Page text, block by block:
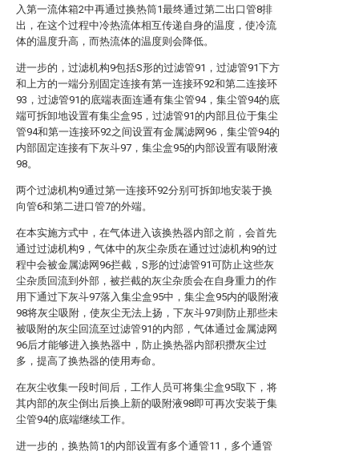
入第一流体箱2中再通过换热筒1最终通过第二出口管8排
出，在这个过程中冷热流体相互传递自身的温度，使冷流
体的温度升高，而热流体的温度则会降低。
进一步的，过滤机构9包括S形的过滤管91，过滤管91下方
和上方的一端分别固定连接有第一连接环92和第二连接环
93，过滤管91的底端表面连通有集尘管94，集尘管94的底
端可拆卸地设置有集尘盒95，过滤管91的内部且位于集尘
管94和第一连接环92之间设置有金属滤网96，集尘管94的
内部固定连接有下灰斗97，集尘盒95的内部设置有吸附液
98。
两个过滤机构9通过第一连接环92分别可拆卸地安装于换
向管6和第二进口管7的外端。
在本实施方式中，在气体进入该换热器内部之前，会首先
通过过滤机构9，气体中的灰尘杂质在通过过滤机构9的过
程中会被金属滤网96拦截，S形的过滤管91可防止这些灰
尘杂质回流到外部，被拦截的灰尘杂质会在自身重力的作
用下通过下灰斗97落入集尘盒95中，集尘盒95内的吸附液
98将灰尘吸附，使灰尘无法上扬，下灰斗97则防止那些未
被吸附的灰尘回流至过滤管91的内部，气体通过金属滤网
96后才能够进入换热器中，防止换热器内部积攒灰尘过
多，提高了换热器的使用寿命。
在灰尘收集一段时间后，工作人员可将集尘盒95取下，将
其内部的灰尘倒出后换上新的吸附液98即可再次安装于集
尘管94的底端继续工作。
进一步的，换热筒1的内部设置有多个通管11，多个通管